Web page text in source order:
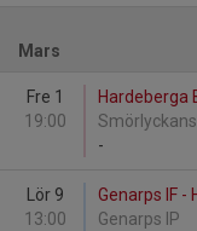
Mars
Fre 1
19:00
Hardeberga
Smörlyckans
-
Lör 9
13:00
Genarps IF -
Genarps IP